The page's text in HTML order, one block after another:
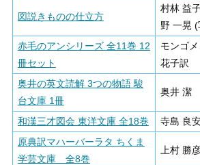
図説きものの仕立方
村林 益
野 一晃 (
赤毛のアンシリーズ 全11巻 12
冊セット
モンゴ
花子訳
奥井の英文読解 3つの物語 駿
台文庫 1冊
奥井 潔
和漢三才図会 東洋文庫 全18巻 寺島 良
原典訳マハーバーラタ ちくま
学芸文庫 全8巻
上村 勝